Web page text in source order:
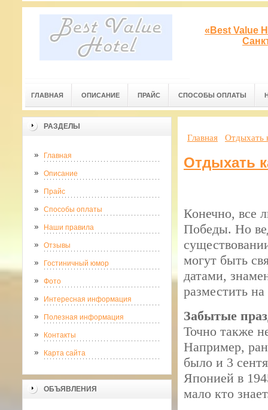
«Best Value
ГЛАВНАЯ ОПИСАНИЕ ПРАЙС СПОСОБЫ ОПЛАТЫ
РАЗДЕЛЫ
Главная
Описание
Прайс
Способы оплаты
Наши правила
Отзывы
Гостиничный юмор
Фото
Интересная информация
Полезная информация
Контакты
Карта сайта
ОБЪЯВЛЕНИЯ
Главная Отдыхать
Отдыхать
Конечно, все
Победы. Но
могут быть
датами,
разместить
Забытые
Точно также
Например,
было и 3
Японией в
мало кто